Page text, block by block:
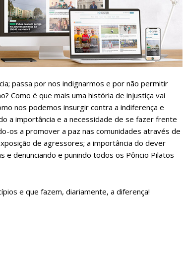
de Assinatura
Região de Cister e ajude-nos a manter este serviço
terá acesso a todos os conteúdos exclusivos e versões digitais.
Escolha o plano de assinatura desejado:
Acesso ao
passa por nos indignarmos e por não permitir
Como é que mais uma história de injustiça vai
nos podemos insurgir contra a indiferença e
a importância e a necessidade de se fazer frente
os a promover a paz nas comunidades através de
de agressores; a importância do dever
e denunciando e punindo todos os Pôncio Pilatos
e que fazem, diariamente, a diferença!